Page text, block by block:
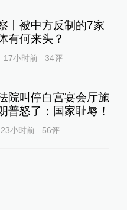
丨被中方反制的7家
有何来头？
17小时前 34评
院叫停白宫宴会厅施
普怒了：国家耻辱！
23小时前 56评